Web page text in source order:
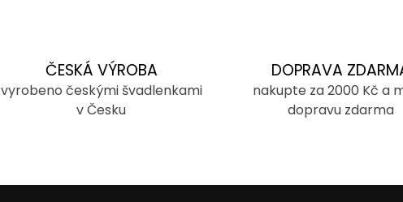
ČESKÁ VÝROBA
vyrobeno českými švadlenkami
v Česku
DOPRAVA
nakupte za 2000 Kč a
dopravu zdarma